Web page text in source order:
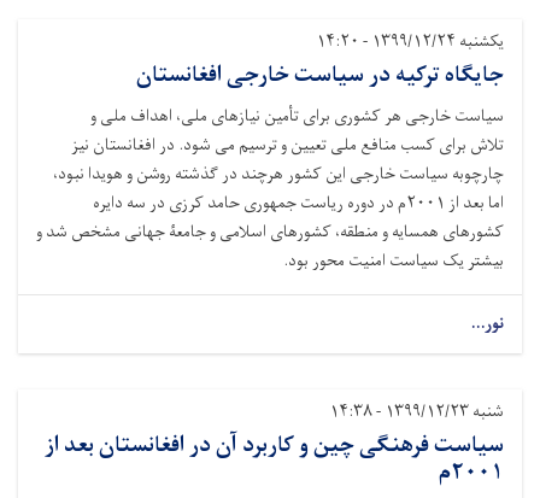
یکشنبه ۱۳۹۹/۱۲/۲۴ - ۱۴:۲۰
جایگاه ترکیه در سیاست خارجی افغانستان
سیاست خارجی هر کشوری برای تأمین نیازهای ملی، اهداف ملی و
تلاش برای کسب منافع ملی تعیین و ترسیم می شود. در افغانستان نیز
چارچوبه سیاست خارجی این کشور هرچند در گذشته روشن و هویدا نبود،
اما بعد از ۲۰۰۱م در دوره ریاست جمهوری حامد کرزی در سه دایره
کشورهای همسایه و منطقه، کشورهای اسلامی و جامعۀ جهانی مشخص شد و
بیشتر یک سیاست امنیت محور بود.
نور...
شنبه ۱۳۹۹/۱۲/۲۳ - ۱۴:۳۸
سیاست فرهنگی چین و کاربرد آن در افغانستان بعد از
۲۰۰۱م